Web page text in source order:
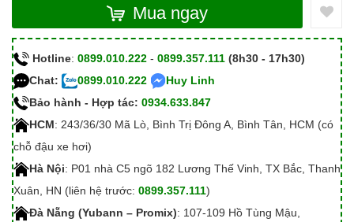
Mua ngay
Hotline: 0899.010.222 - 0899.357.111 (8h30 - 17h30)
Chat:
0899.010.222
Huy Linh
Bảo hành - Hợp tác: 0934.633.847
HCM: 243/36/30 Mã Lò, Bình Trị Đông A, Bình Tân, HCM (có
chỗ đậu xe hơi)
Hà Nội: P01 nhà C5 ngõ 182 Lương Thế Vinh, TX Bắc, Thanh
Xuân, HN (liên hệ trước: 0899.357.111)
Đà Nẵng (Yubann – Promix): 107-109 Hồ Tùng Mậu,